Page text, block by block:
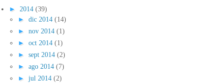
► 2014 (39)
► dic 2014 (14)
► nov 2014 (1)
► oct 2014 (1)
► sept 2014 (2)
► ago 2014 (7)
► jul 2014 (2)